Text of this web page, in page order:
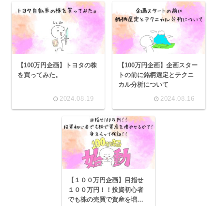
【100万円企画】トヨタの株
を買ってみた。
2024.08.19
【100万円企画】企画スター
トの前に銘柄選定とテクニ
カル分析について
2024.08.16
【１００万円企画】目指せ
１００万円！！投資初心者
でも株の売買で資産を増や